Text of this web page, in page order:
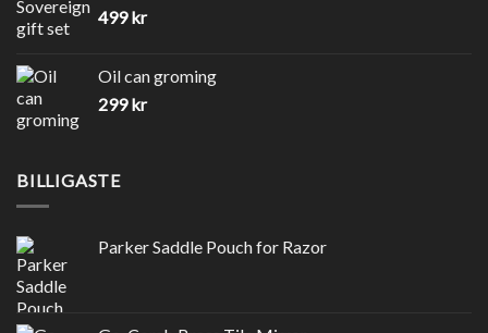
499kr
Oil can groming
299kr
BILLIGASTE
Parker Saddle Pouch for Razor